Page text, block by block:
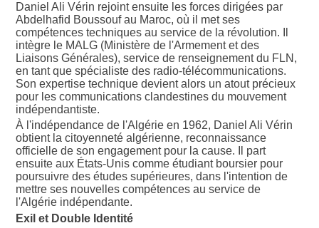
Daniel Ali Vérin rejoint ensuite les forces dirigées par
Abdelhafid Boussouf au Maroc, où il met ses
compétences techniques au service de la révolution. Il
intègre le MALG (Ministère de l'Armement et des
Liaisons Générales), service de renseignement du FLN,
en tant que spécialiste des radio-télécommunications.
Son expertise technique devient alors un atout précieux
pour les communications clandestines du mouvement
indépendantiste.
À l'indépendance de l'Algérie en 1962, Daniel Ali Vérin
obtient la citoyenneté algérienne, reconnaissance
officielle de son engagement pour la cause. Il part
ensuite aux États-Unis comme étudiant boursier pour
poursuivre des études supérieures, dans l'intention de
mettre ses nouvelles compétences au service de
l'Algérie indépendante.
Exil et Double Identité